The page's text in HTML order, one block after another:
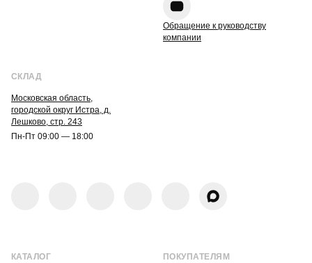
Обращение к руководству
компании
СКЛАД
Московская область,
городской округ Истра, д.
Лешково, стр. 243
Пн-Пт 09:00 — 18:00
КАТАЛОГ ПОКУПАТЕЛЯМ